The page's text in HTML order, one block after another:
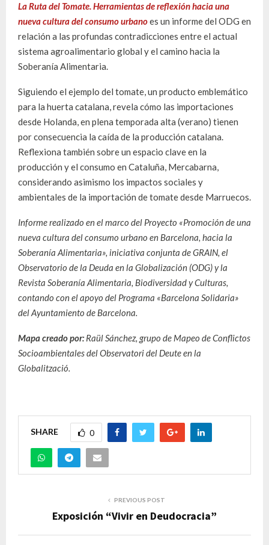
La Ruta del Tomate. Herramientas de reflexión hacia una
nueva cultura del consumo urbanoes un informe del ODG en
relación a las profundas contradicciones entre el actual
sistema agroalimentario global y el camino hacia la
Soberanía Alimentaria.
Siguiendo el ejemplo del tomate, un producto emblemático
para la huerta catalana, revela cómo las importaciones
desde Holanda, en plena temporada alta (verano) tienen
por consecuencia la caída de la producción catalana.
Reflexiona también sobre un espacio clave en la
producción y el consumo en Cataluña, Mercabarna,
considerando asimismo los impactos sociales y
ambientales de la importación de tomate desde Marruecos.
Informe realizado en el marco del Proyecto «Promoción de una
nueva cultura del consumo urbano en Barcelona, hacia la
Soberanía Alimentaria», iniciativa conjunta de GRAIN, el
Observatorio de la Deuda en la Globalización (ODG) y la
Revista Soberanía Alimentaria, Biodiversidad y Culturas,
contando con el apoyo del Programa «Barcelona Solidaria»
del Ayuntamiento de Barcelona.
Mapa creado por:Raül Sánchez, grupo de Mapeo de Conflictos
Socioambientales del Observatori del Deute en la
Globalització.
SHARE 0
PREVIOUS POST
Exposición “Vivir en Deudocracia”